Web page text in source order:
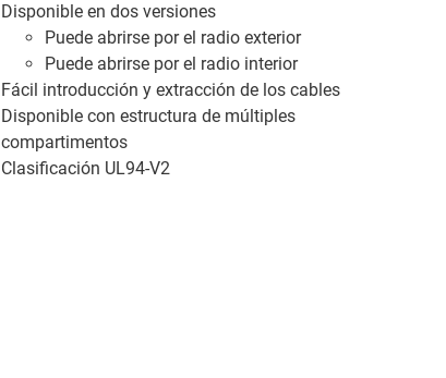
Disponible en dos versiones
Puede abrirse por el radio exterior
Puede abrirse por el radio interior
Fácil introducción y extracción de los cables
Disponible con estructura de múltiples
compartimentos
Clasificación UL94-V2